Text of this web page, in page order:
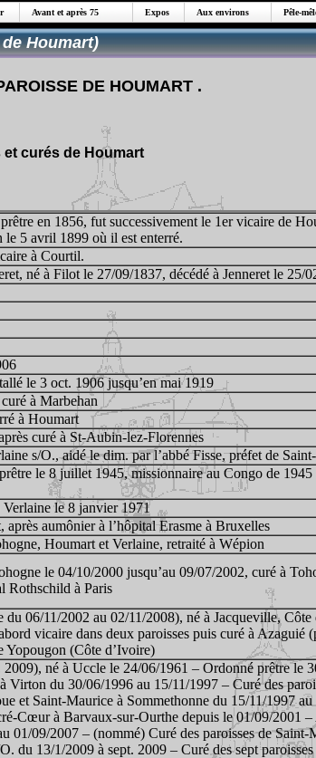
Avant et après 75 Expos Aux environs Pêle-
Houmart)
DE HOUMART .
et curés de Houmart
en 1856, fut successivement le 1er vicaire de
le 5 avril 1899 où il est enterré.
à Courtil.
né à Filot le 27/09/1837, décédé à Jenneret le 25/
le 3 oct. 1906 jusqu’en mai 1919
à Marbehan
à Houmart
curé à St-Aubin-lez-Florennes
s/O., aidé le dim. par l’abbé Fisse, préfet de
le 8 juillet 1945, missionnaire au Congo de
le 8 janvier 1971
aumônier à l’hôpital Erasme à Bruxelles
Houmart et Verlaine, retraité à Wépion
le 04/10/2000 jusqu’au 09/07/2002, curé à
Rothschild à Paris
06/11/2002 au 02/11/2008), né à Jacqueville,
vicaire dans deux paroisses puis curé à Azaguié
Yopougon (Côte d’Ivoire)
né à Uccle le 24/06/1961 – Ordonné prêtre le
du 30/06/1996 au 15/11/1997 – Curé des
et Saint-Maurice à Sommethonne du 15/11/1997
Cœur à Barvaux-sur-Ourthe depuis le 01/09/2001
01/09/2007 – (nommé) Curé des paroisses de
du 13/1/2009 à sept. 2009 – Curé des sept